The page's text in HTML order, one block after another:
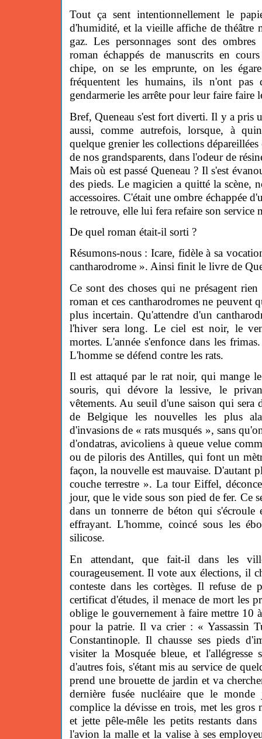
Tout ça sent intentionnellement le
d'humidité, et la vieille affiche de théâtre
gaz. Les personnages sont des
roman échappés de manuscrits en
chipe, on se les emprunte, on les
fréquentent les humains, ils n'ont
gendarmerie les arrête pour leur faire faire
Bref, Queneau s'est fort diverti. Il y a pris
aussi, comme autrefois, lorsque, à
quelque grenier les collections dépareillées
de nos grandsparents, dans l'odeur de
Mais où est passé Queneau ? Il s'est
des pieds. Le magicien a quitté la scène,
accessoires. C'était une ombre échappée
le retrouve, elle lui fera refaire son service
De quel roman était-il sorti ?
Résumons-nous : Icare, fidèle à sa
cantharodrome ». Ainsi finit le livre de
Ce sont des choses qui ne présagent
roman et ces cantharodromes ne peuvent
plus incertain. Qu'attendre d'un
l'hiver sera long. Le ciel est noir, le
mortes. L'année s'enfonce dans les
L'homme se défend contre les rats.
Il est attaqué par le rat noir, qui mange
souris, qui dévore la lessive, le
vêtements. Au seuil d'une saison qui
de Belgique les nouvelles les plus
d'invasions de « rats musqués », sans
d'ondatras, avicoliens à queue velue
ou de piloris des Antilles, qui font un
façon, la nouvelle est mauvaise. D'autant
couche terrestre ». La tour Eiffel,
jour, que le vide sous son pied de fer. Ce
dans un tonnerre de béton qui s'écroule
effrayant. L'homme, coincé sous les
silicose.
En attendant, que fait-il dans les
courageusement. Il vote aux élections, il
conteste dans les cortèges. Il refuse de
certificat d'études, il menace de mort les
oblige le gouvernement à faire mettre 10
pour la patrie. Il va crier : « Yassassin
Constantinople. Il chausse ses pieds
visiter la Mosquée bleue, et l'allégresse
d'autres fois, s'étant mis au service de
prend une brouette de jardin et va
dernière fusée nucléaire que le
complice la dévisse en trois, met les gros
et jette pêle-mêle les petits restants
l'avion la malle et la valise à ses